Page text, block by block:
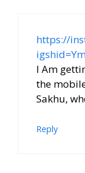
https://
I Am
the
Sakhu,
Reply